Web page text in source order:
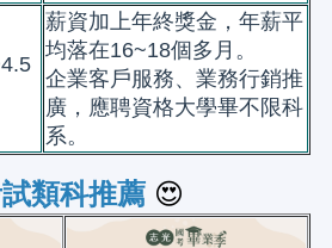
薪資加上年終獎金，年薪平
均落在16~18個多月。
企業客戶服務、業務行銷推
廣，應聘資格大學畢不限科
系。
類科推薦 😍